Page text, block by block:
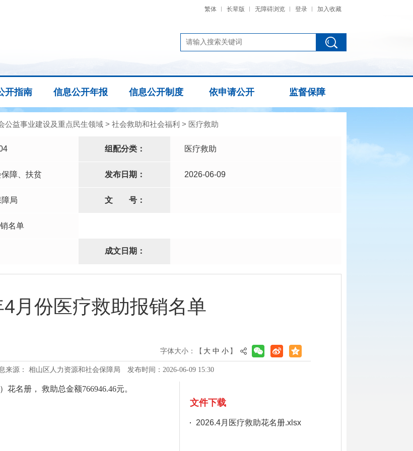
繁体 长辈版 无障碍浏览 登录 加入收藏
开指南 信息公开年报 信息公开制度 依申请公开 监督保障
公益事业建设及重点民生领域 > 社会救助和社会福利 > 医疗救助
组配分类： 医疗救助
障、扶贫 发布日期： 2026-06-09
局 文 号：
名单
成文日期：
4月份医疗救助报销名单
字体大小：【 大 中 小 】
来源： 相山区人力资源和社会保障局 发布时间：2026-06-09 15:30
名册， 救助总金额766946.46元。
文件下载
2026.4月医疗救助花名册.xlsx